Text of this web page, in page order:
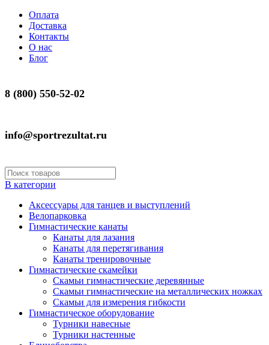
Оплата
Доставка
Контакты
О нас
Блог
8 (800) 550-52-02
info@sportrezultat.ru
В категории
Аксессуары для танцев и выступлений
Велопарковка
Гимнастические канаты
Канаты для лазания
Канаты для перетягивания
Канаты тренировочные
Гимнастические скамейки
Скамьи гимнастические деревянные
Скамьи гимнастические на металлических ножках
Скамьи для измерения гибкости
Гимнастическое оборудование
Турники навесные
Турники настенные